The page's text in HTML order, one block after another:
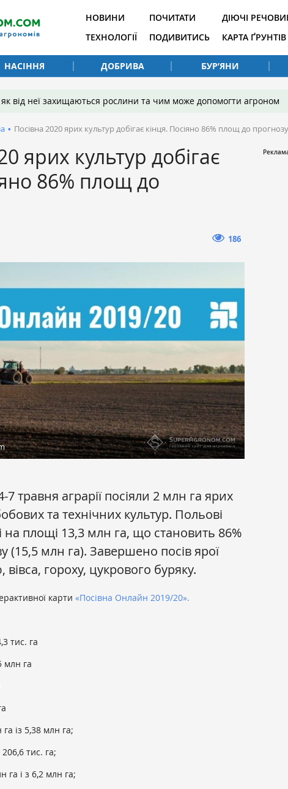
НОВИНИ
ТЕХНОЛОГІЇ
ПОЧИТАТИ
ПОДИВИТИСЬ
ДІЮЧІ
КАРТА ҐРУНТІВ
НАСІННЯ ДОБРИВА БУР’ЯНИ
як від неї захищаються рослини та чим може допомогти агроном
• Посівна 2020 ярих культур добігає кінця. Посіяно 86% площ до прогнозу
ярих культур добігає
86% площ до
186
травня аграрії посіяли 2 млн га ярих
та технічних культур. Польові
на площі 13,3 млн га, що становить 86%
(15,5 млн га). Завершено посів ярої
гороху, цукрового буряку.
карти «Посівна Онлайн 2019/20».
тис. га
млн га
із 5,38 млн га;
тис. га;
га і з 6,2 млн га;